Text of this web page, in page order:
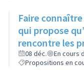
Faire
qui propose
rencontre les
moins d’un an
principaux
08 déc.
En cours
Propositions en